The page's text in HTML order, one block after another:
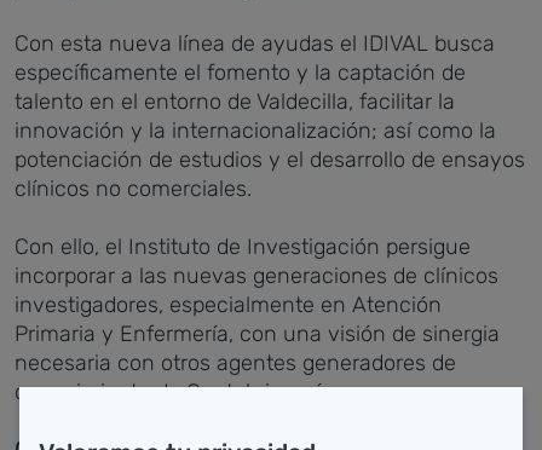
Con esta nueva línea de ayudas el IDIVAL busca
específicamente el fomento y la captación de
talento en el entorno de Valdecilla, facilitar la
innovación y la internacionalización; así como la
potenciación de estudios y el desarrollo de ensayos
clínicos no comerciales.
Con ello, el Instituto de Investigación persigue
incorporar a las nuevas generaciones de clínicos
investigadores, especialmente en Atención
Primaria y Enfermería, con una visión de sinergia
necesaria con otros agentes generadores de
conocimiento de Cantabria, así como a empresas.